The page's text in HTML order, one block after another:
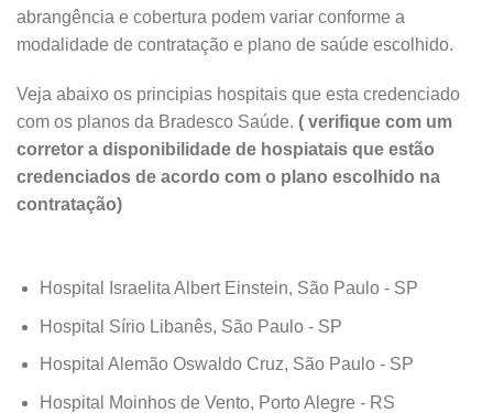
abrangência e cobertura podem variar conforme a
modalidade de contratação e plano de saúde escolhido.
Veja abaixo os principias hospitais que esta credenciado
com os planos da Bradesco Saúde. ( verifique com um
corretor a disponibilidade de hospiatais que estão
credenciados de acordo com o plano escolhido na
contratação)
Hospital Israelita Albert Einstein, São Paulo - SP
Hospital Sírio Libanês, São Paulo - SP
Hospital Alemão Oswaldo Cruz, São Paulo - SP
Hospital Moinhos de Vento, Porto Alegre - RS